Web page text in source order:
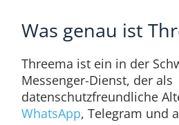
Was genau ist
Threema ist ein in der
Messenger-Dienst, der als
datenschutzfreundliche
WhatsApp, Telegram und